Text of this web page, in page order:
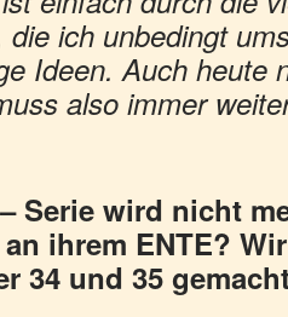
die ich unbedingt
Ideen. Auch heute
also immer
Serie wird nicht
ihrem ENTE?
34 und 35